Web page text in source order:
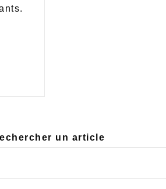
un article